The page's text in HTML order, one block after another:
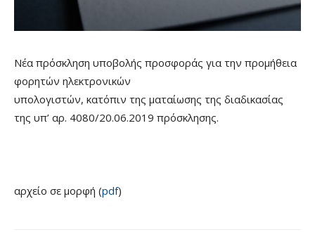
Νέα πρόσκληση υποβολής προσφοράς για την προμήθεια
φορητών ηλεκτρονικών
υπολογιστών, κατόπιν της ματαίωσης της διαδικασίας
της υπ’ αρ. 4080/20.06.2019 πρόσκλησης.
αρχείο σε μορφή (pdf)